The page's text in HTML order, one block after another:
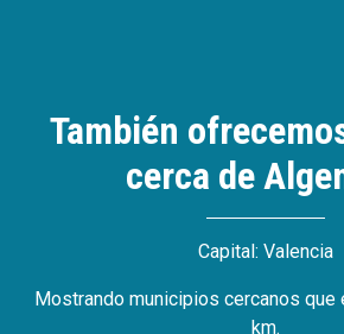
También
cerca de
Capital: Valencia
Mostrando municipios cercanos que
km.